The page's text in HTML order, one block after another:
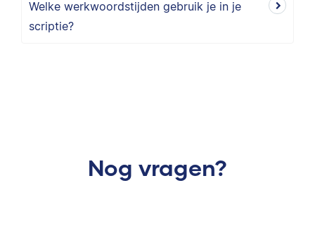
Welke werkwoordstijden gebruik je in je
scriptie?
Nog vragen?